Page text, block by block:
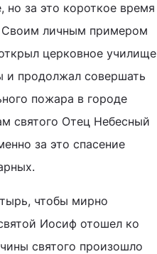
но за это короткое время
Своим личным примером
церковное училище
и продолжал совершать
пожара в городе
святого Отец Небесный
за это спасение
чтобы мирно
Иосиф отошел ко
святого произошло